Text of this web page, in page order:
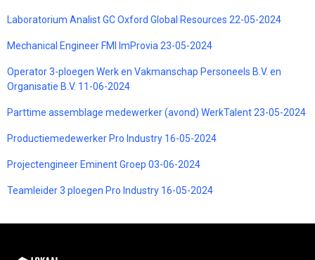
Laboratorium Analist GC Oxford Global Resources 22-05-2024
Mechanical Engineer FMI ImProvia 23-05-2024
Operator 3-ploegen Werk en Vakmanschap Personeels B.V. en
Organisatie B.V. 11-06-2024
Parttime assemblage medewerker (avond) WerkTalent 23-05-2024
Productiemedewerker Pro Industry 16-05-2024
Projectengineer Eminent Groep 03-06-2024
Teamleider 3 ploegen Pro Industry 16-05-2024